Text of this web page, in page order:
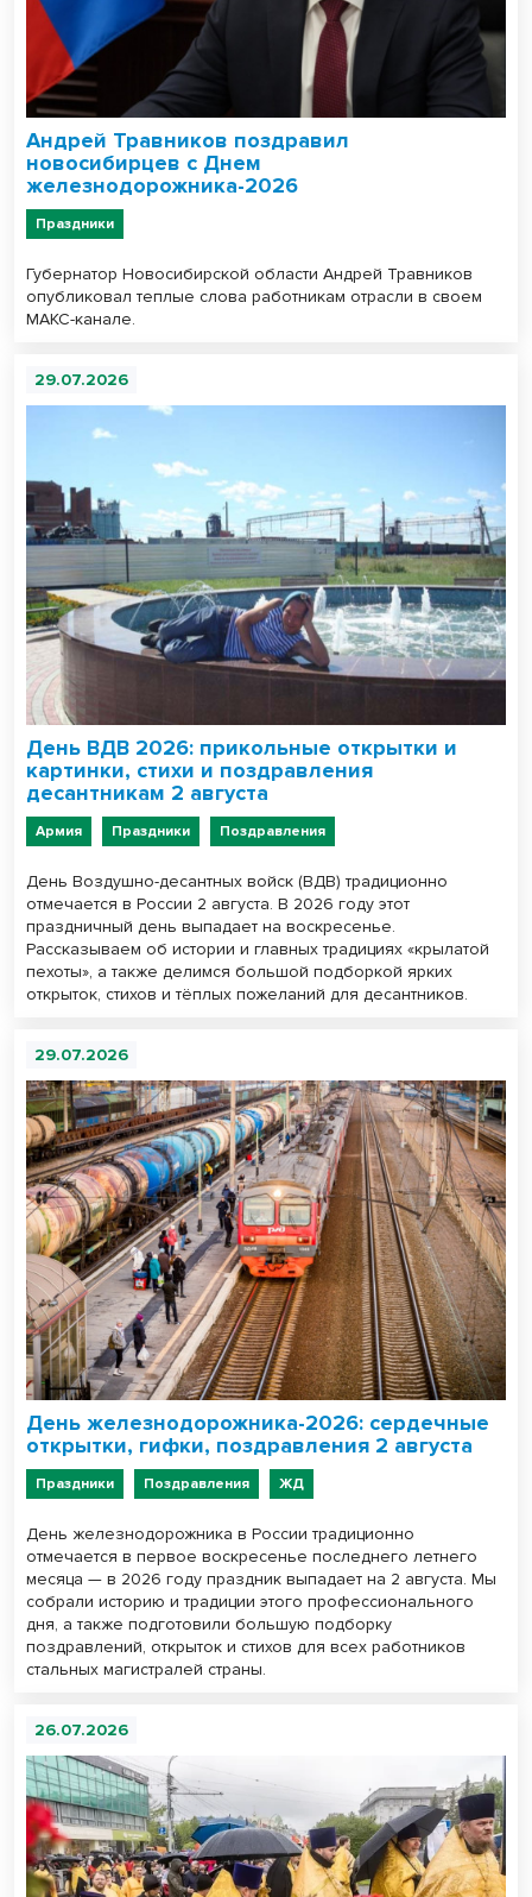
Андрей Травников поздравил
новосибирцев с Днем
железнодорожника-2026
Праздники
Губернатор Новосибирской области Андрей Травников
опубликовал теплые слова работникам отрасли в своем
МАКС-канале.
29.07.2026
День ВДВ 2026: прикольные открытки и
картинки, стихи и поздравления
десантникам 2 августа
Армия Праздники Поздравления
День Воздушно-десантных войск (ВДВ) традиционно
отмечается в России 2 августа. В 2026 году этот
праздничный день выпадает на воскресенье.
Рассказываем об истории и главных традициях «крылатой
пехоты», а также делимся большой подборкой ярких
открыток, стихов и тёплых пожеланий для десантников.
29.07.2026
День железнодорожника-2026: сердечные
открытки, гифки, поздравления 2 августа
Праздники Поздравления ЖД
День железнодорожника в России традиционно
отмечается в первое воскресенье последнего летнего
месяца — в 2026 году праздник выпадает на 2 августа. Мы
собрали историю и традиции этого профессионального
дня, а также подготовили большую подборку
поздравлений, открыток и стихов для всех работников
стальных магистралей страны.
26.07.2026